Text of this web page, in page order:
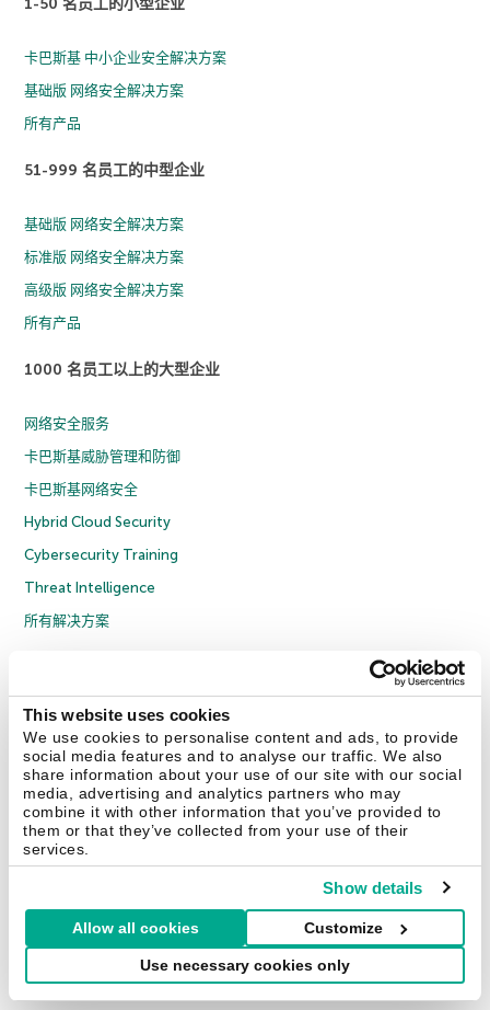
This website uses cookies
We use cookies to personalise content and ads, to provide
social media features and to analyse our traffic. We also
share information about your use of our site with our social
media, advertising and analytics partners who may
combine it with other information that you’ve provided to
them or that they’ve collected from your use of their
services.
Show details
Allow all cookies Customize
Use necessary cookies only
卡巴斯基 中小企业安全解决方案
基础版 网络安全解决方案
所有产品
51-999 名员工的中型企业
基础版 网络安全解决方案
标准版 网络安全解决方案
高级版 网络安全解决方案
所有产品
1000 名员工以上的大型企业
网络安全服务
卡巴斯基威胁管理和防御
卡巴斯基网络安全
Hybrid Cloud Security
Cybersecurity Training
Threat Intelligence
所有解决方案
隐私策略
反腐败政策
许可协议 B2B
京ICP备12053225号
京公网安备 11010102001169号
联系我们 关于我们 合作伙伴 Blog 资源中心 新闻稿
Securelist Eugene Personal Blog
中国 (China)